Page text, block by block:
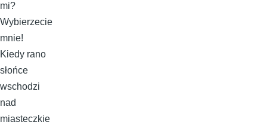
mi?
Wybierzecie
mnie!
Kiedy rano
słońce
wschodzi
nad
miasteczkie